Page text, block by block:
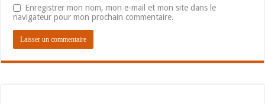
Enregistrer mon nom, mon e-mail et mon site dans le
navigateur pour mon prochain commentaire.